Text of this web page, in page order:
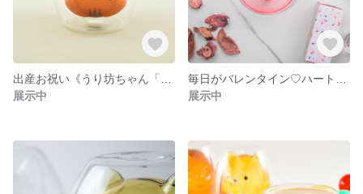
展示中
展示中